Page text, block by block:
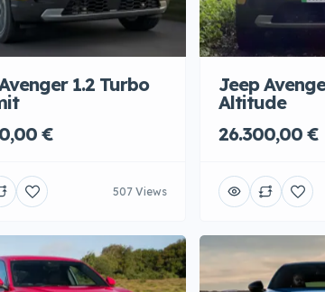
1.2 Turbo
€
507 Views
Jeep
Altitude
26.300,00 €